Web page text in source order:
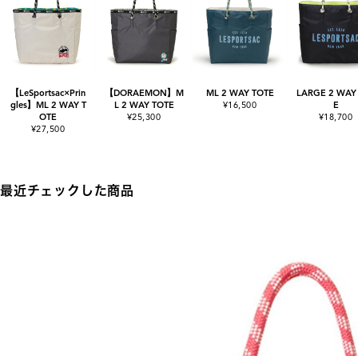
【LeSportsac×Prin
gles】ML 2 WAY T
OTE
¥27,500
【DORAEMON】M
L 2 WAY TOTE
¥25,300
ML 2 WAY TOTE
¥16,500
LARGE 2 WAY
E
¥18,700
最近チェックした商品